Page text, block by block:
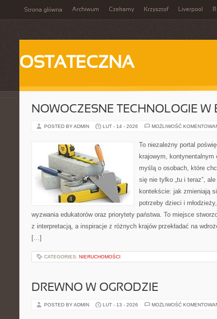
Strona główna Archiwum Czekamy Krzysztof Liverpool
OSTATECZNA
NOWOCZESNE TECHNOLOGIE W
POSTED BY ADMIN LUT - 14 - 2026 MOŻLIWOŚĆ
To niezależny portal
krajowym, kontynentalnym
myślą o osobach, które
się nie tylko „tu i teraz”,
kontekście: jak zmieniają
potrzeby dzieci i
wyzwania edukatorów oraz priorytety państwa. To miejsce
z interpretacją, a inspiracje z różnych krajów przekładać na
[…]
CATEGORIES: NIERUCHOMOŚCI
DREWNO W OGRODZIE
POSTED BY ADMIN LUT - 13 - 2026 MOŻLIWOŚĆ